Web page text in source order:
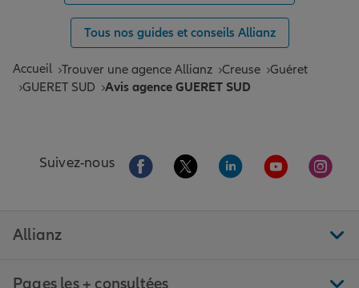
Tous nos guides et conseils Allianz
Accueil Trouver une agence Allianz Creuse Guéret
GUERET SUD
Avis agence GUERET SUD
Suivez-nous Aller sur la page Facebook de Allianz
Aller sur la page Twitter de
Aller sur la page
Aller sur la
Aller
Allianz